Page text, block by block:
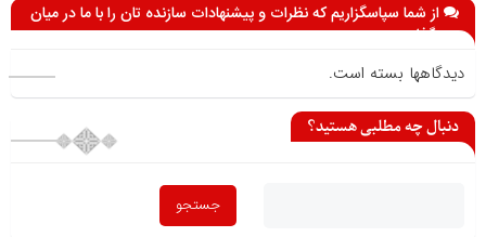
از شما سپاسگزاریم که نظرات و پیشنهادات سازنده تان را با ما در میان
می گذارید
دیدگاهها بسته است.
دنبال چه مطلبی هستید؟